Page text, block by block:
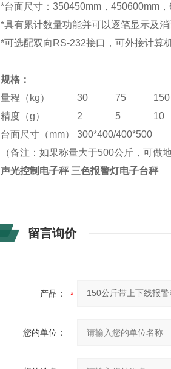
*台面尺寸：350450mm，450600mm
*具有累计数量功能并可以逐笔显示及消
*可选配双向RS-232接口，可外接计算
规格：
量程（kg）
30 75 150
精度（g）
2 5
10
台面尺寸（mm）
300*400/400*500
（备注：如果称量大于500公斤，可做地
声光控制电子秤 三色报警灯电子台秤
留言询价
产品：
您的单位：